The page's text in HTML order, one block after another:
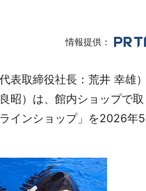
情報提供：
表取締役社長：荒井 幸雄
昭）は、館内ショップで取
インショップ」を2026年